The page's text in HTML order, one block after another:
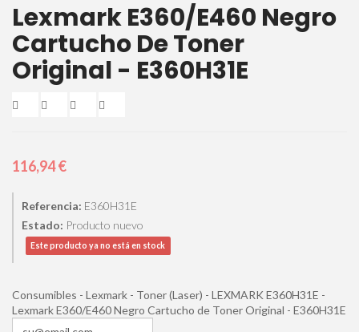
Lexmark E360/E460 Negro
Cartucho De Toner
Original - E360H31E
116,94 €
Referencia: E360H31E
Estado: Producto nuevo
Este producto ya no está en stock
Consumibles - Lexmark - Toner (Laser) - LEXMARK E360H31E -
Lexmark E360/E460 Negro Cartucho de Toner Original - E360H31E